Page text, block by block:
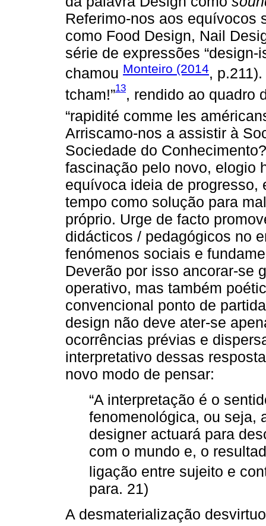
Referimo-nos aos equívocos
como Food Design, Nail
série de expressões “design-
chamou Monteiro (2014,
tcham!”13, rendido ao quadro
“rapidité comme les
Arriscamo-nos a assistir à
Sociedade do
fascinação pelo novo, elogio
equívoca ideia de progresso,
tempo como solução para
próprio. Urge de facto
didácticos / pedagógicos no
fenómenos sociais e
Deverão por isso ancorar-se
operativo, mas também
convencional ponto de
design não deve ater-se
ocorrências prévias e
interpretativo dessas
novo modo de pensar:
“A interpretação é o
fenomenológica, ou seja,
designer actuará para
com o mundo e, o
ligação entre sujeito e
para. 21)
A desmaterialização